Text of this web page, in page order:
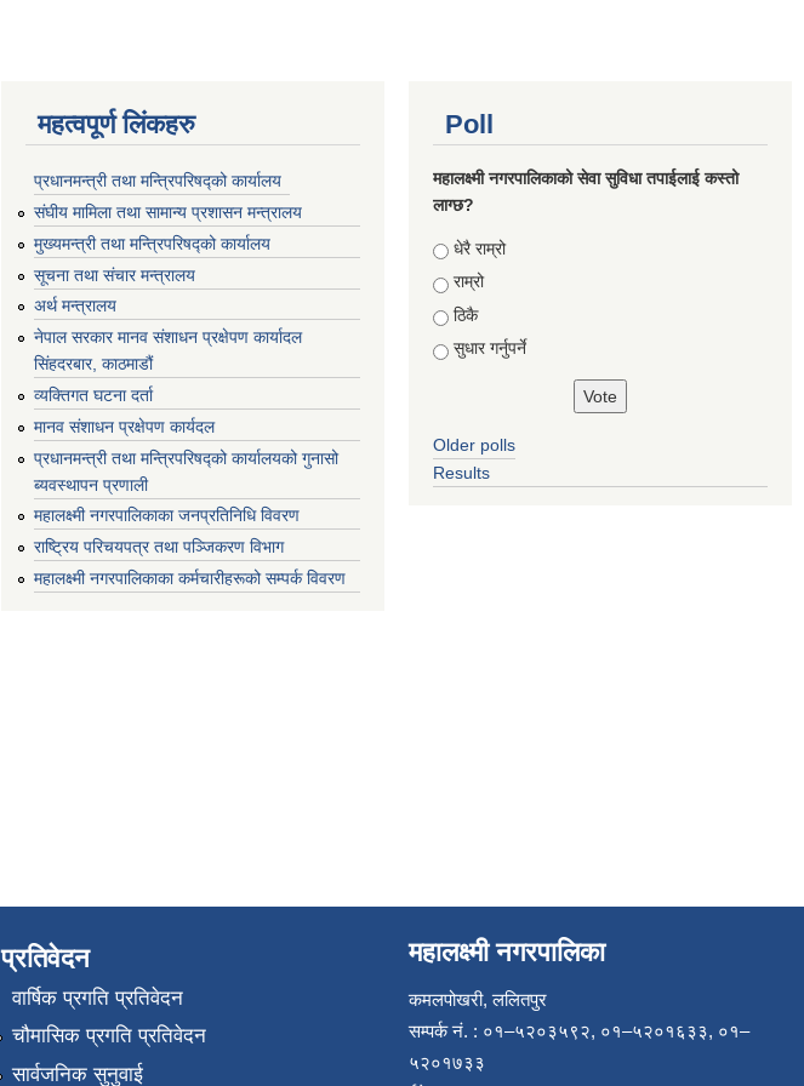
महत्वपूर्ण लिंकहरु
प्रधानमन्त्री तथा मन्त्रिपरिषद्को कार्यालय
संघीय मामिला तथा सामान्य प्रशासन मन्त्रालय
मुख्यमन्त्री तथा मन्त्रिपरिषद्को कार्यालय
सूचना तथा संचार मन्त्रालय
अर्थ मन्त्रालय
नेपाल सरकार मानव संशाधन प्रक्षेपण कार्यादल
सिंहदरबार, काठमाडौं
व्यक्तिगत घटना दर्ता
मानव संशाधन प्रक्षेपण कार्यदल
प्रधानमन्त्री तथा मन्त्रिपरिषद्को कार्यालयको गुनासो
ब्यवस्थापन प्रणाली
महालक्ष्मी नगरपालिकाका जनप्रतिनिधि विवरण
राष्ट्रिय परिचयपत्र तथा पञ्जिकरण विभाग
महालक्ष्मी नगरपालिकाका कर्मचारीहरूको सम्पर्क विवरण
Poll
महालक्ष्मी नगरपालिकाको सेवा सुविधा तपाईलाई कस्तो
लाग्छ?
Choices
धेरै राम्रो
राम्रो
ठिकै
सुधार गर्नुपर्ने
Older polls
Results
प्रतिवेदन
वार्षिक प्रगति प्रतिवेदन
चौमासिक प्रगति प्रतिवेदन
सार्वजनिक सुनुवाई
महालक्ष्मी नगरपालिका
कमलपोखरी, ललितपुर
सम्पर्क नं. : ०१–५२०३५९२, ०१–५२०१६३३, ०१–
५२०१७३३